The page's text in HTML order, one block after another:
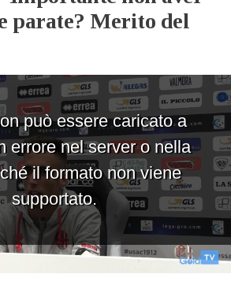
parate? Merito del